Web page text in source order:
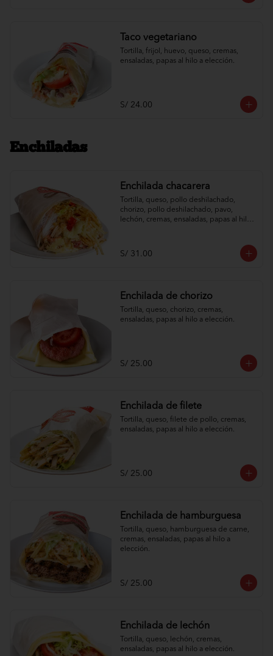
Taco vegetariano
Tortilla, frijol, huevo, queso, cremas,
ensaladas, papas al hilo a elección.
S/ 24.00
Enchiladas
Enchilada chacarera
Tortilla, queso, pollo deshilachado,
chorizo, pollo deshilachado, pavo,
lechón, cremas, ensaladas, papas al hilo
S/ 31.00
Enchilada de chorizo
Tortilla, queso, chorizo, cremas,
ensaladas, papas al hilo a elección.
S/ 25.00
Enchilada de filete
Tortilla, queso, filete de pollo, cremas,
ensaladas, papas al hilo a elección.
S/ 25.00
Enchilada de hamburguesa
Tortilla, queso, hamburguesa de carne,
cremas, ensaladas, papas al hilo a
elección.
S/ 25.00
Enchilada de lechón
Tortilla, queso, lechón, cremas,
ensaladas, papas al hilo a elección.